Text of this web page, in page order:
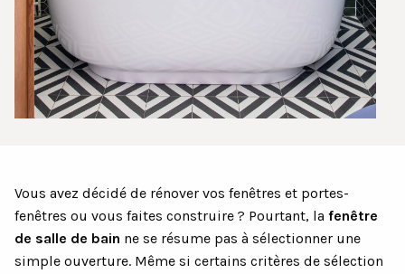
Vous avez décidé de rénover vos fenêtres et portes-
fenêtres ou vous faites construire ? Pourtant, la fenêtre
de salle de bain ne se résume pas à sélectionner une
simple ouverture. Même si certains critères de sélection